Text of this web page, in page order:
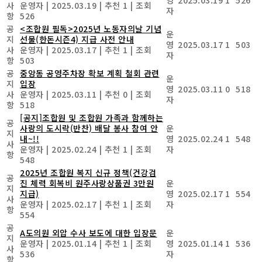
사
항
운영자 | 2025.03.19 | 추천 1 | 조회
526
자
공
지
사
항
<조합원 필독>2025년 노동자의날 기념
선물(한돈시즌4) 지급 사전 안내
운영자 | 2025.03.17 | 추천 1 | 조회
503
운
영
자
2025.03.17 1 503
공
지
사
항
중앙동 공영주차장 확보 계획 철회 관련
입장
운영자 | 2025.03.11 | 추천 0 | 조회
518
운
영
자
2025.03.11 0 518
공
지
사
항
[공지]조합원 및 조합원 가족과 함께하는
사랑의 도시락(반찬) 배달 봉사 참여 안
내~!!
운영자 | 2025.02.24 | 추천 1 | 조회
548
운
영
자
2025.02.24 1 548
공
지
사
항
2025년 조합원 복지 신규 정책(건강검
진 체력 회복비 원주사랑상품권 3만원
지급)
운영자 | 2025.02.17 | 추천 1 | 조회
554
운
영
자
2025.02.17 1 554
공
지
사
항
A도의원 외압 수사 보도에 대한 입장문
운영자 | 2025.01.14 | 추천 1 | 조회
536
운
영
자
2025.01.14 1 536